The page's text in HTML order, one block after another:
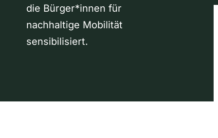
die Bürger*innen für
nachhaltige Mobilität
sensibilisiert.